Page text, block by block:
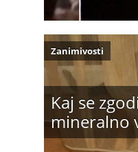
Kaj se
mineralno
Zanimivosti